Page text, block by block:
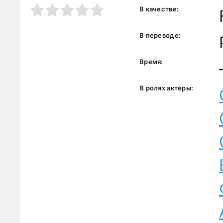
5 В качестве:
В переводе:
Время:
В ролях актеры: